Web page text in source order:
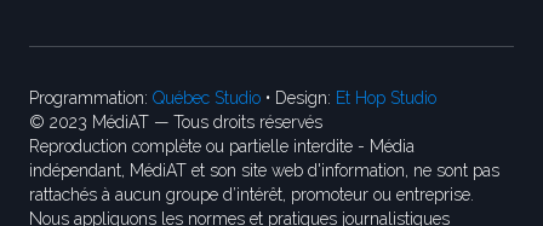
Programmation: Québec Studio • Design: Et Hop Studio
© 2023 MédiAT — Tous droits réservés
Reproduction complète ou partielle interdite - Média
indépendant, MédiAT et son site web d'information, ne sont pas
rattachés à aucun groupe d’intérêt, promoteur ou entreprise.
Nous appliquons les normes et pratiques journalistiques